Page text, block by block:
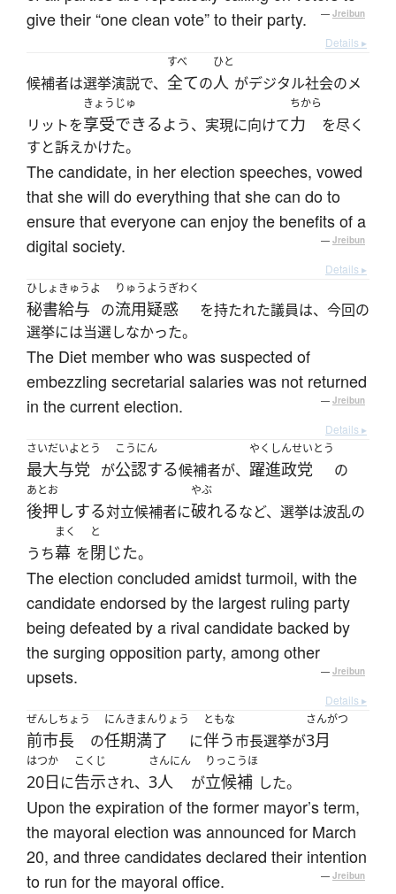
give their “one clean vote” to their party.
— Jreibun
Details ▸
候補者は選挙演説で、
すべ
全ての
ひと
人 がデジタル社会のメ
リットを
きょうじゅ
享受できるよう、実現に向けて
ちから
力
を尽く
すと訴えかけた。
The candidate, in her election speeches, vowed
that she will do everything that she can do to
ensure that everyone can enjoy the benefits of a
digital society.
— Jreibun
Details ▸
ひしょきゅうよ
秘書給与 の
りゅうようぎわく
流用疑惑
を持たれた議員は、今回の
選挙には当選しなかった。
The Diet member who was suspected of
embezzling secretarial salaries was not returned
in the current election.
— Jreibun
Details ▸
さいだいよとう
最大与党 が
こうにん
公認する候補者が、
やくしんせいとう
躍進政党 の
あとお
後押しする対立候補者に
やぶ
破れるなど、選挙は波乱の
うち
まく
幕 を
と
閉じた。
The election concluded amidst turmoil, with the
candidate endorsed by the largest ruling party
being defeated by a rival candidate backed by
the surging opposition party, among other
upsets.
— Jreibun
Details ▸
ぜんしちょう
前市長 の
にんきまんりょう
任期満了 に
ともな
伴う市長選挙が
さんがつ
3月
はつか
20日 に
こくじ
告示され、
さんにん
3人 が
りっこうほ
立候補 した。
Upon the expiration of the former mayor’s term,
the mayoral election was announced for March
20, and three candidates declared their intention
to run for the mayoral office.
— Jreibun